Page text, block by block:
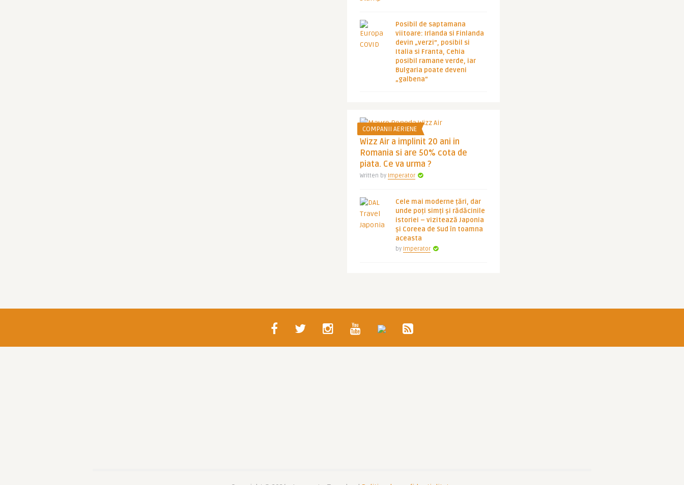
Posibil de saptamana
viitoare: Irlanda si Finlanda
devin „verzi”, posibil si
Italia si Franta, Cehia
posibil ramane verde, iar
Bulgaria poate deveni
„galbena”
COMPANII AERIENE
Wizz Air a implinit 20 ani in
Romania si are 50% cota de
piata. Ce va urma ?
Written by Imperator
Cele mai moderne țări, dar
unde poți simți și rădăcinile
istoriei – vizitează Japonia
și Coreea de Sud în toamna
aceasta
by Imperator